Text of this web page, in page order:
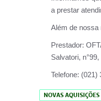
a prestar
Além de nossa
Prestador:
Salvatori,
Telefone: (021)
NOVAS AQUISIÇÕES